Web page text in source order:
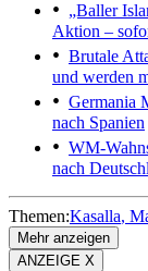
„Baller
Aktion –
Brutale
und werden
Germania
nach Spanien
WM-
nach
Themen:Kasalla
Mehr anzeigen
ANZEIGE X